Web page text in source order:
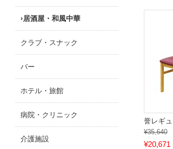
誉レギ
¥35,640
¥20,671
居酒屋・和風中華
クラブ・スナック
バー
ホテル・旅館
病院・クリニック
介護施設